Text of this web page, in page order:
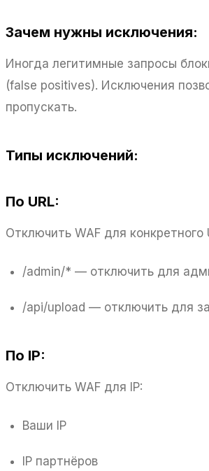
Зачем нужны исключения:
Иногда легитимные запросы
(false positives). Исключения
пропускать.
Типы исключений:
По URL:
Отключить WAF для конкретного
/admin/* — отключить для
/api/upload — отключить для
По IP:
Отключить WAF для IP:
Ваши IP
IP партнёров